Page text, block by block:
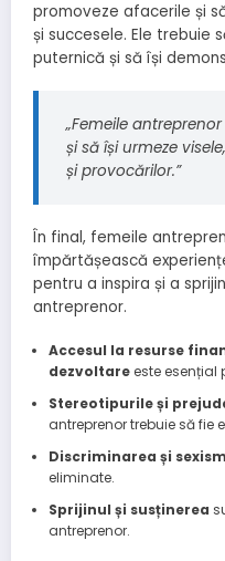
promoveze afacerile și
și succesele. Ele trebuie
puternică și să își
„Femeile
și să își urmeze
și provocărilor.”
În final, femeile
împărtășească
pentru a inspira și a
antreprenor.
Accesul la resurse
dezvoltareeste esențial
Stereotipurile și
antreprenor trebuie să fie
Discriminarea și
eliminate.
Sprijinul și susținerea
antreprenor.